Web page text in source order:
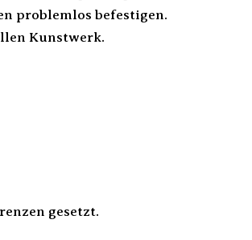
problemlos befestigen.
Kunstwerk.
gesetzt.